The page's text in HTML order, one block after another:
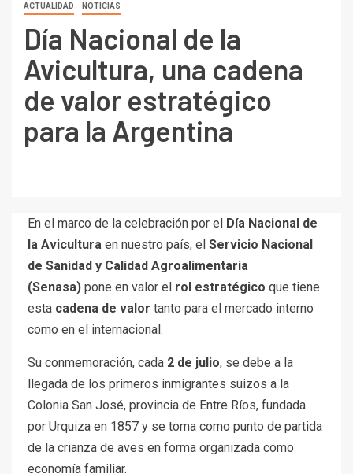
ACTUALIDAD NOTICIAS
Día Nacional de la
Avicultura, una cadena
de valor estratégico
para la Argentina
En el marco de la celebración por el Día Nacional de
la Avicultura en nuestro país, el Servicio Nacional
de Sanidad y Calidad Agroalimentaria
(Senasa) pone en valor el rol estratégico que tiene
esta cadena de valor tanto para el mercado interno
como en el internacional.
Su conmemoración, cada 2 de julio, se debe a la
llegada de los primeros inmigrantes suizos a la
Colonia San José, provincia de Entre Ríos, fundada
por Urquiza en 1857 y se toma como punto de partida
de la crianza de aves en forma organizada como
economía familiar.